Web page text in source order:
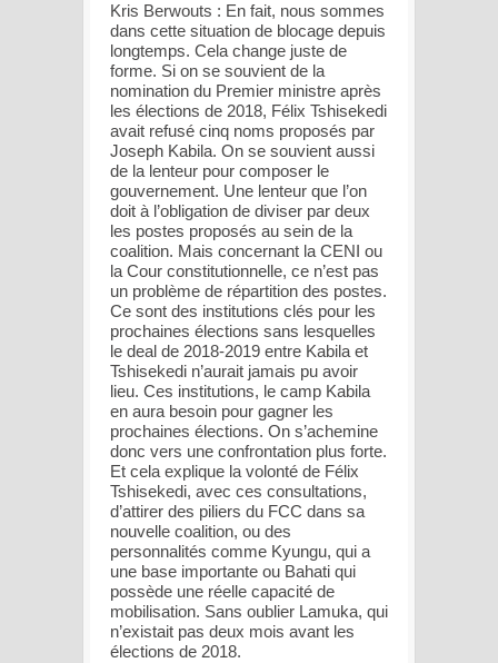
Kris Berwouts : En fait, nous sommes
dans cette situation de blocage depuis
longtemps. Cela change juste de
forme. Si on se souvient de la
nomination du Premier ministre après
les élections de 2018, Félix Tshisekedi
avait refusé cinq noms proposés par
Joseph Kabila. On se souvient aussi
de la lenteur pour composer le
gouvernement. Une lenteur que l’on
doit à l’obligation de diviser par deux
les postes proposés au sein de la
coalition. Mais concernant la CENI ou
la Cour constitutionnelle, ce n’est pas
un problème de répartition des postes.
Ce sont des institutions clés pour les
prochaines élections sans lesquelles
le deal de 2018-2019 entre Kabila et
Tshisekedi n’aurait jamais pu avoir
lieu. Ces institutions, le camp Kabila
en aura besoin pour gagner les
prochaines élections. On s’achemine
donc vers une confrontation plus forte.
Et cela explique la volonté de Félix
Tshisekedi, avec ces consultations,
d’attirer des piliers du FCC dans sa
nouvelle coalition, ou des
personnalités comme Kyungu, qui a
une base importante ou Bahati qui
possède une réelle capacité de
mobilisation. Sans oublier Lamuka, qui
n’existait pas deux mois avant les
élections de 2018.